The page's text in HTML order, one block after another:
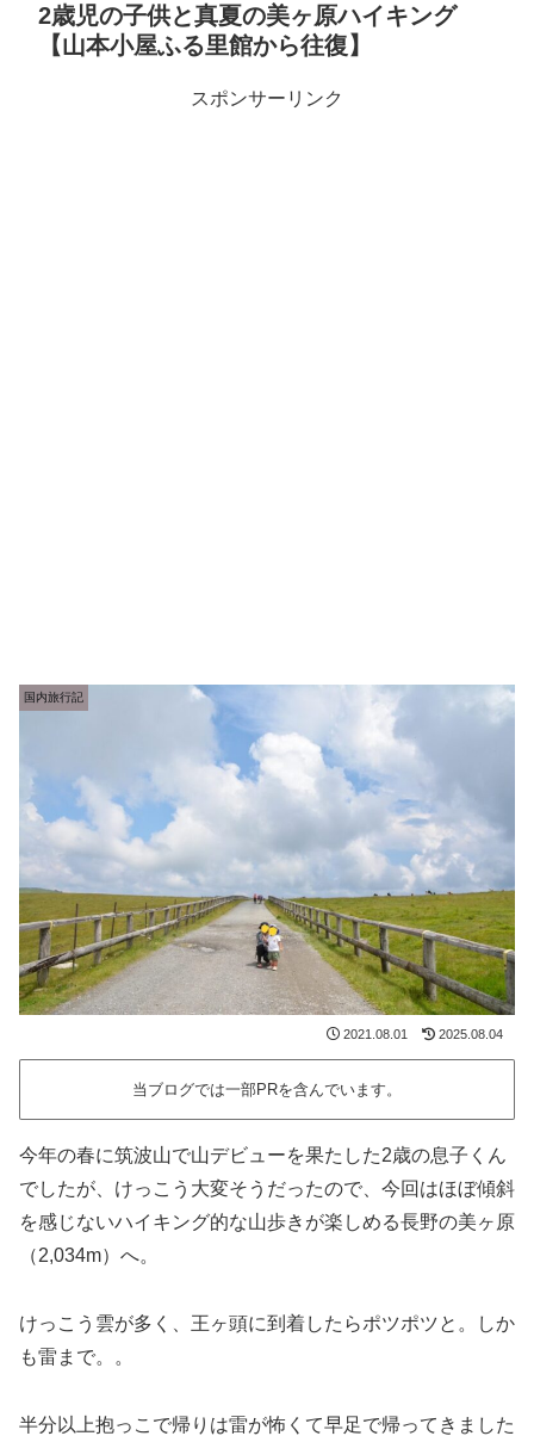
2歳児の子供と真夏の美ヶ原ハイキング
【山本小屋ふる里館から往復】
スポンサーリンク
国内旅行記
2021.08.01 2025.08.04
当ブログでは一部PRを含んでいます。
今年の春に筑波山で山デビューを果たした2歳の息子くん
でしたが、けっこう大変そうだったので、今回はほぼ傾斜
を感じないハイキング的な山歩きが楽しめる長野の美ヶ原
（2,034m）へ。
けっこう雲が多く、王ヶ頭に到着したらポツポツと。しか
も雷まで。。
半分以上抱っこで帰りは雷が怖くて早足で帰ってきました